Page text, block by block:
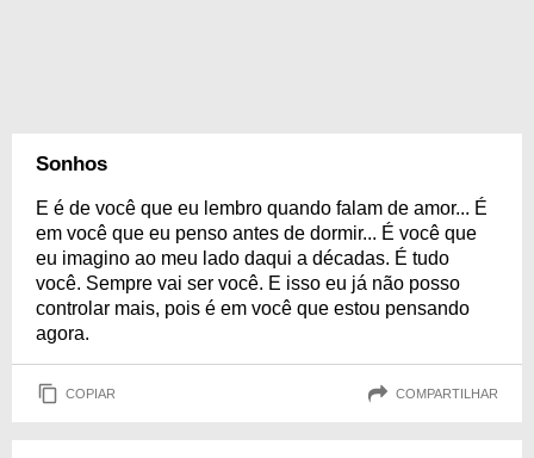
Sonhos
E é de você que eu lembro quando falam de amor... É
em você que eu penso antes de dormir... É você que
eu imagino ao meu lado daqui a décadas. É tudo
você. Sempre vai ser você. E isso eu já não posso
controlar mais, pois é em você que estou pensando
agora.
COPIAR COMPARTILHAR